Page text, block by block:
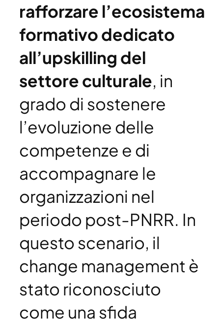
rafforzare l’ecosistema
formativo dedicato
all’upskilling del
settore culturale, in
grado di sostenere
l’evoluzione delle
competenze e di
accompagnare le
organizzazioni nel
periodo post-PNRR. In
questo scenario, il
change management è
stato riconosciuto
come una sfida